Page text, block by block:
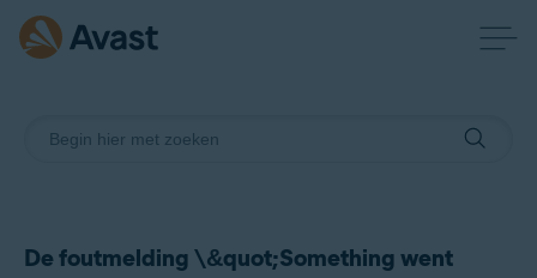
De foutmelding \&quot;Something went